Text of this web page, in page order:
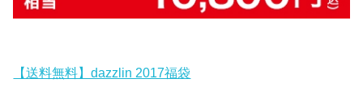
【送料無料】dazzlin 2017福袋